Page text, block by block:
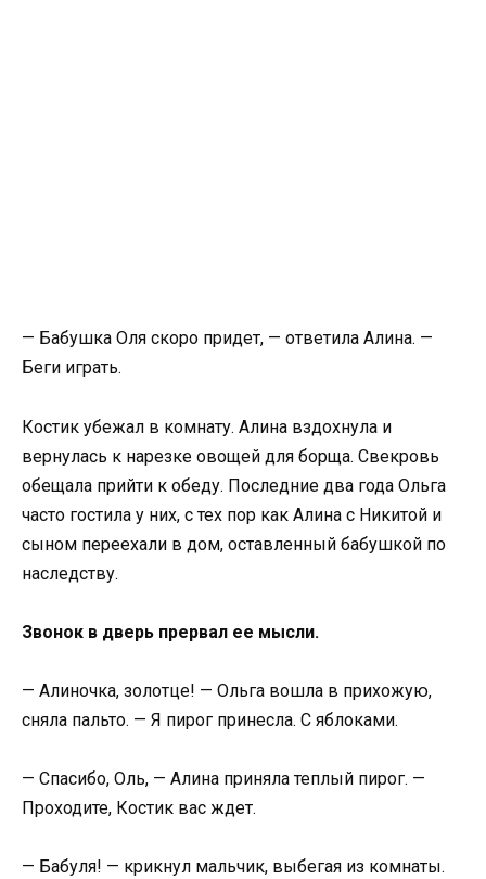
— Бабушка Оля скоро придет, — ответила Алина. —
Беги играть.
Костик убежал в комнату. Алина вздохнула и
вернулась к нарезке овощей для борща. Свекровь
обещала прийти к обеду. Последние два года Ольга
часто гостила у них, с тех пор как Алина с Никитой и
сыном переехали в дом, оставленный бабушкой по
наследству.
Звонок в дверь прервал ее мысли.
— Алиночка, золотце! — Ольга вошла в прихожую,
сняла пальто. — Я пирог принесла. С яблоками.
— Спасибо, Оль, — Алина приняла теплый пирог. —
Проходите, Костик вас ждет.
— Бабуля! — крикнул мальчик, выбегая из комнаты.